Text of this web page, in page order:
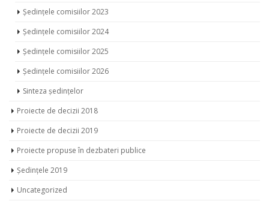
Ședințele comisiilor 2023
Ședințele comisiilor 2024
Ședințele comisiilor 2025
Ședințele comisiilor 2026
Sinteza ședințelor
Proiecte de decizii 2018
Proiecte de decizii 2019
Proiecte propuse în dezbateri publice
Ședințele 2019
Uncategorized